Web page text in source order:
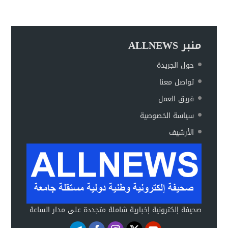
منبر ALLNEWS
حول الجريدة
تواصل معنا
فريق العمل
سياسة الخصوصية
الأرشيف
صحيفة إلكترونية إخبارية شاملة متجددة على مدار الساعة